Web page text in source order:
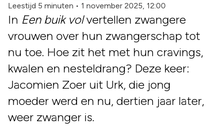
Leestijd 5 minuten • 1 november 2025, 12:00
In Een buik volvertellen zwangere
vrouwen over hun zwangerschap tot
nu toe. Hoe zit het met hun cravings,
kwalen en nesteldrang? Deze keer:
Jacomien Zoer uit Urk, die jong
moeder werd en nu, dertien jaar later,
weer zwanger is.